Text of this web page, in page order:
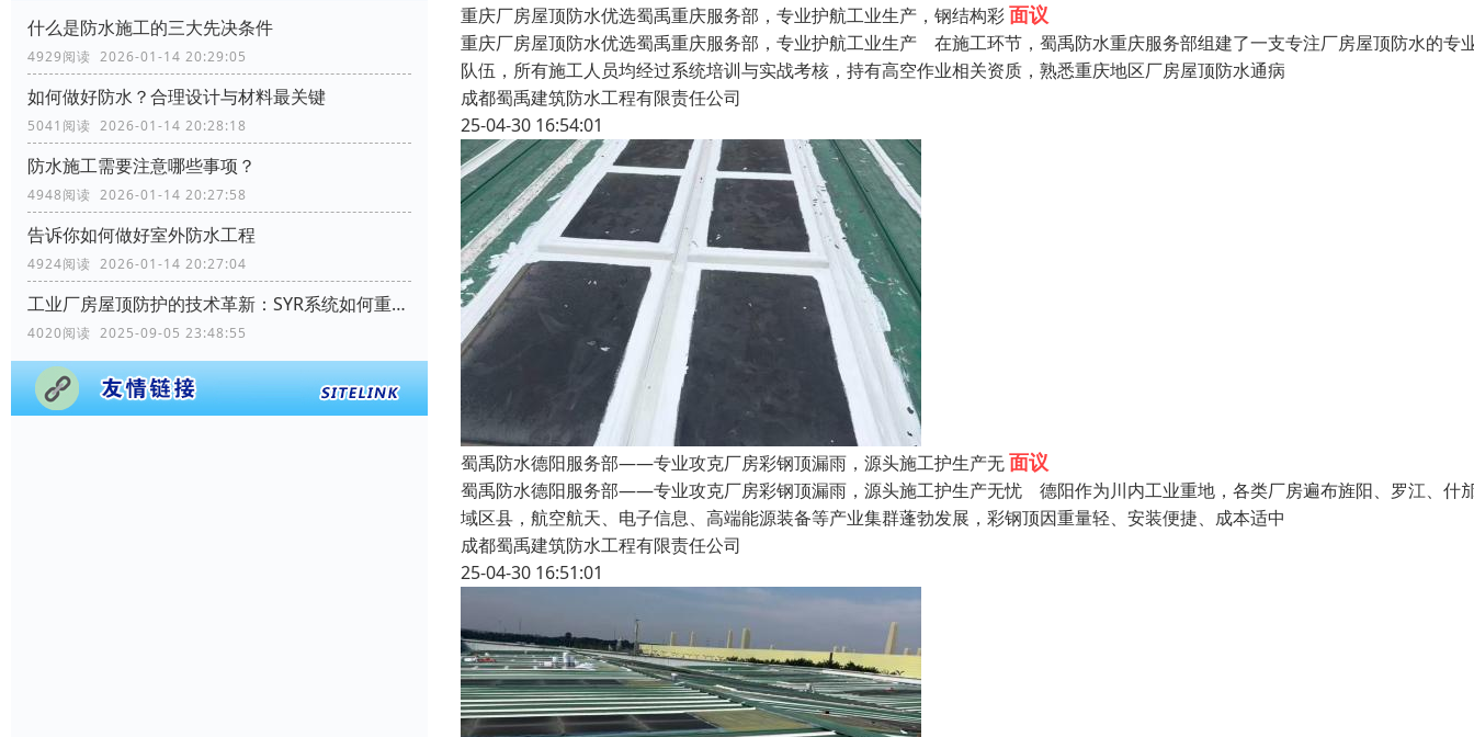
什么是防水施工的三大先决条件
4929阅读 2026-01-14 20:29:05
如何做好防水？合理设计与材料最关键
5041阅读 2026-01-14 20:28:18
防水施工需要注意哪些事项？
4948阅读 2026-01-14 20:27:58
告诉你如何做好室外防水工程
4924阅读 2026-01-14 20:27:04
工业厂房屋顶防护的技术革新：SYR系统如何重塑行业标准
4020阅读 2025-09-05 23:48:55
重庆厂房屋顶防水优选蜀禹重庆服务部，专业护航工业生产，钢结构彩面议
重庆厂房屋顶防水优选蜀禹重庆服务部，专业护航工业生产 在施工环节，蜀禹防水重庆服务部组建了一支专注厂房屋顶防水的专
队伍，所有施工人员均经过系统培训与实战考核，持有高空作业相关资质，熟悉重庆地区厂房屋顶防水通病
成都蜀禹建筑防水工程有限责任公司
25-04-30 16:54:01
蜀禹防水德阳服务部——专业攻克厂房彩钢顶漏雨，源头施工护生产无面议
蜀禹防水德阳服务部——专业攻克厂房彩钢顶漏雨，源头施工护生产无忧 德阳作为川内工业重地，各类厂房遍布旌阳、罗江、什
域区县，航空航天、电子信息、高端能源装备等产业集群蓬勃发展，彩钢顶因重量轻、安装便捷、成本适中
成都蜀禹建筑防水工程有限责任公司
25-04-30 16:51:01